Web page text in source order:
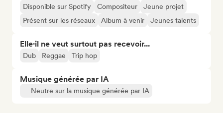
Disponible sur Spotify Compositeur
Jeune projet
Présent sur les réseaux
Album à venir Jeunes talents
Elle·il ne veut surtout pas recevoir...
Dub Reggae Trip hop
Musique générée par IA
Neutre sur la musique générée par IA